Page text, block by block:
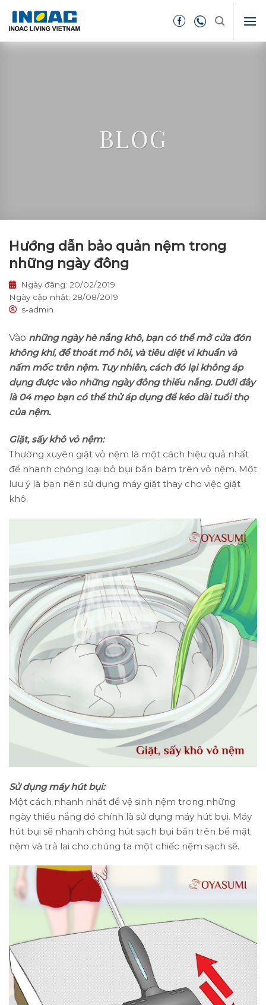
BLOG
Hướng dẫn bảo quản nệm trong
những ngày đông
Ngày đăng: 20/02/2019
Ngày cập nhật: 28/08/2019
s-admin
Vào những ngày hè nắng khô, bạn có thể mở cửa đón
không khí, để thoát mồ hôi, và tiêu diệt vi khuẩn và
nấm mốc trên nệm. Tuy nhiên, cách đó lại không áp
dụng được vào những ngày đông thiếu nắng. Dưới đây
là 04 mẹo bạn có thể thử áp dụng để kéo dài tuổi thọ
của nệm.
Giặt, sấy khô vỏ nệm:
Thường xuyên giặt vỏ nệm là một cách hiệu quả nhất
để nhanh chóng loại bỏ bụi bẩn bám trên vỏ nệm. Một
lưu ý là bạn nên sử dụng máy giặt thay cho việc giặt
khô.
Sử dụng máy hút bụi:
Một cách nhanh nhất để vệ sinh nệm trong những
ngày thiếu nắng đó chính là sử dụng máy hút bụi. Máy
hút bụi sẽ nhanh chóng hút sạch bụi bẩn trên bề mặt
nệm và trả lại cho chúng ta một chiếc nệm sạch sẽ.